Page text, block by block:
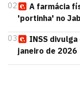
02
A farmácia
'portinha' no
03
INSS
janeiro de 2026